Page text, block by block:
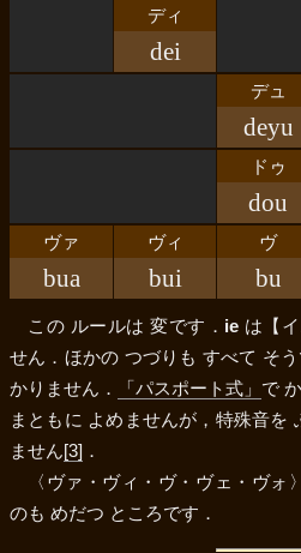
ディ
dei
デュ
deyu
ドゥ
dou
ヴァ ヴィ ヴ
bua bui bu
この ルールは 変です． ie は 【
せん．ほかの つづりも すべて そ
かりません．
「パスポート式」 で
まともに よめませんが，特殊音を
ません[3] ．
〈ヴァ・ヴィ・ヴ・ヴェ・ヴォ
のも めだつ ところです．